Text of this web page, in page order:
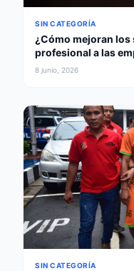
SIN CATEGORÍA
¿Cómo mejoran
profesional a las
8 junio, 2026
SIN CATEGORÍA